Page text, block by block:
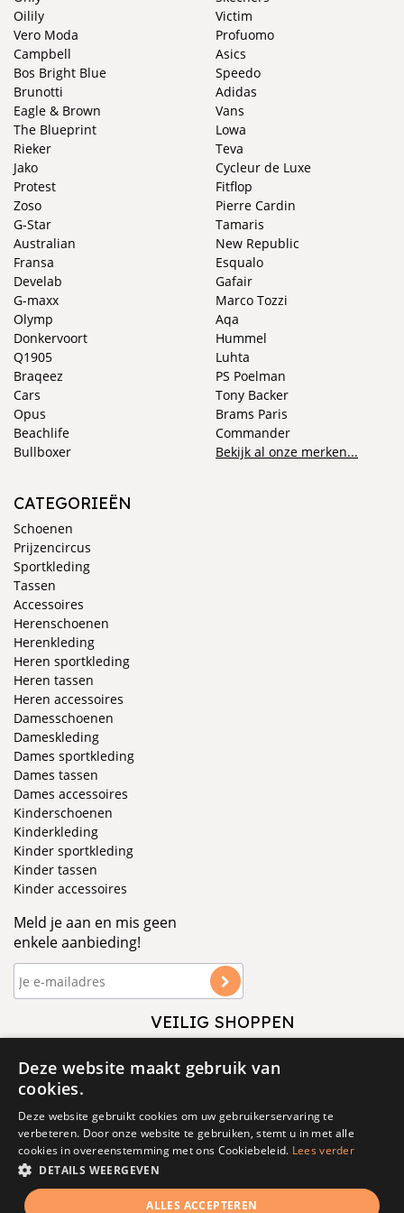
Oilily
Vero Moda
Campbell
Bos Bright Blue
Brunotti
Eagle & Brown
The Blueprint
Rieker
Jako
Protest
Zoso
Victim
Profuomo
Asics
Speedo
Adidas
Vans
Lowa
Teva
Cycleur de Luxe
Fitflop
Pierre Cardin
G-Star
Australian
Fransa
Develab
G-maxx
Olymp
Donkervoort
Q1905
Braqeez
Cars
Opus
Beachlife
Bullboxer
Tamaris
New Republic
Esqualo
Gafair
Marco Tozzi
Aqa
Hummel
Luhta
PS Poelman
Tony Backer
Brams Paris
Commander
Bekijk al onze merken...
CATEGORIEËN
Schoenen
Prijzencircus
Sportkleding
Tassen
Accessoires
Herenschoenen
Herenkleding
Heren sportkleding
Heren tassen
Heren accessoires
Damesschoenen
Dameskleding
Dames sportkleding
Dames tassen
Dames accessoires
Kinderschoenen
Kinderkleding
Kinder sportkleding
Kinder tassen
Kinder accessoires
Meld je aan en mis geen
enkele aanbieding!
VEILIG SHOPPEN
Deze website maakt gebruik van
cookies.
Deze website gebruikt cookies om uw gebruikerservaring te
verbeteren. Door onze website te gebruiken, stemt u in met alle
cookies in overeenstemming met ons Cookiebeleid. Lees verder
DETAILS WEERGEVEN
ALLES ACCEPTEREN